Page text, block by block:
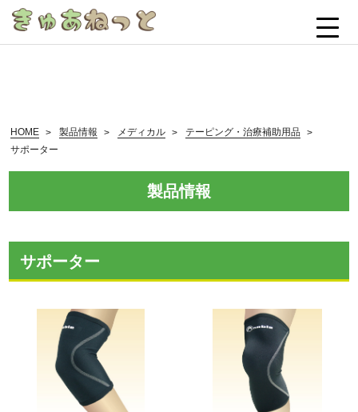
製品情報
介護保険制度
お問い合わせ
会社概要
HOME 製品情報 メディカル
テーピング・治療補助用品
サポーター
製品情報
サポーター